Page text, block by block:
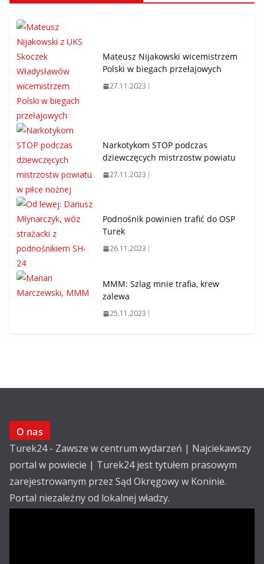
Mateusz Nijakowski wicemistrzem
Polski w biegach przełajowych
27.11.2023
Narkotykom STOP podczas
dziewczęcych mistrzostw powiatu
27.11.2023
Podnośnik powinien trafić do OSP
Turek
26.11.2023
MMM: Szlag mnie trafia, krew
zalewa
25.11.2023
O nas
Turek24 - Zawsze w centrum wydarzeń | Najciekawszy
portal w powiecie | Turek24 jest tytułem prasowym
zarejestrowanym przez Sąd Okręgowy w Koninie.
Portal niezależny od lokalnej władzy.